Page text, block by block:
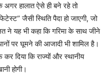
अगर हालात ऐसे ही बने रहे तो
जैसी स्थिति पैदा हो जाएगी, जो
ने यह भी कहा कि गरिमा के साथ जीने
पर घूमने की आजादी भी शामिल है।
दिया कि राज्यों और स्थानीय
होगी।